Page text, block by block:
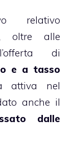
relativo
oltre alle
di
e a tasso
attiva nel
anche il
dalle